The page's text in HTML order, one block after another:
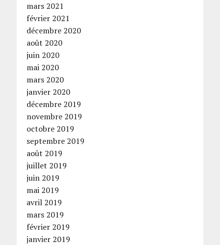
mars 2021
février 2021
décembre 2020
août 2020
juin 2020
mai 2020
mars 2020
janvier 2020
décembre 2019
novembre 2019
octobre 2019
septembre 2019
août 2019
juillet 2019
juin 2019
mai 2019
avril 2019
mars 2019
février 2019
janvier 2019